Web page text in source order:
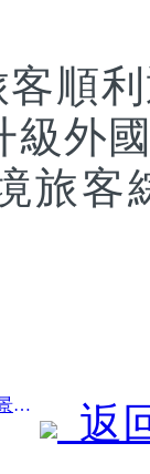
順利
級外
旅客
前一篇：文旅部：2025年16994個A級景區接待游客75.1億人次，旅游收入5544.9億
返